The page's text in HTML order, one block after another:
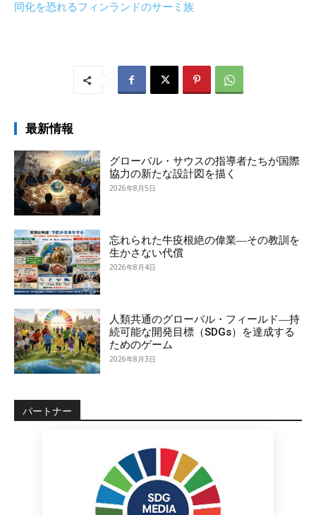
同化を恐れるフィンランドのサーミ族
最新情報
グローバル・サウスの指導者たちが国際
協力の新たな設計図を描く
2026年8月5日
忘れられた牛疫根絶の偉業―その教訓を
生かさない代償
2026年8月4日
人類共通のグローバル・フィールド―持
続可能な開発目標（SDGs）を達成する
ためのゲーム
2026年8月3日
パートナー